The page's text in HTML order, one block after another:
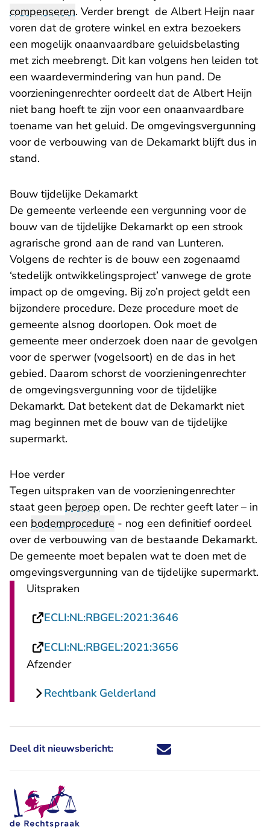
compenseren. Verder brengt de Albert Heijn naar
voren dat de grotere winkel en extra bezoekers
een mogelijk onaanvaardbare geluidsbelasting
met zich meebrengt. Dit kan volgens hen leiden tot
een waardevermindering van hun pand. De
voorzieningenrechter oordeelt dat de Albert Heijn
niet bang hoeft te zijn voor een onaanvaardbare
toename van het geluid. De omgevingsvergunning
voor de verbouwing van de Dekamarkt blijft dus in
stand.
​Bouw tijdelijke Dekamarkt
De gemeente verleende een vergunning voor de
bouw van de tijdelijke Dekamarkt op een strook
agrarische grond aan de rand van Lunteren.
Volgens de rechter is de bouw een zogenaamd
‘stedelijk ontwikkelingsproject’ vanwege de grote
impact op de omgeving. Bij zo’n project geldt een
bijzondere procedure. Deze procedure moet de
gemeente alsnog doorlopen. Ook moet de
gemeente meer onderzoek doen naar de gevolgen
voor de sperwer (vogelsoort) en de das in het
gebied. Daarom schorst de voorzieningenrechter
de omgevingsvergunning voor de tijdelijke
Dekamarkt. Dat betekent dat de Dekamarkt niet
mag beginnen met de bouw van de tijdelijke
supermarkt.
​Hoe verder
Tegen uitspraken van de voorzieningenrechter
staat geen beroep open. De rechter geeft later – in
een bodemprocedure - nog een definitief oordeel
over de verbouwing van de bestaande Dekamarkt.
De gemeente moet bepalen wat te doen met de
omgevingsvergunning van de tijdelijke supermarkt.
Uitspraken
ECLI:NL:RBGEL:2021:3646
ECLI:NL:RBGEL:2021:3656
Afzender
Rechtbank Gelderland
Deel dit nieuwsbericht: Deel dit nieuwsbericht via X -
Deel dit nieuwsbericht via
Deel dit nieuwsbericht
Deel dit